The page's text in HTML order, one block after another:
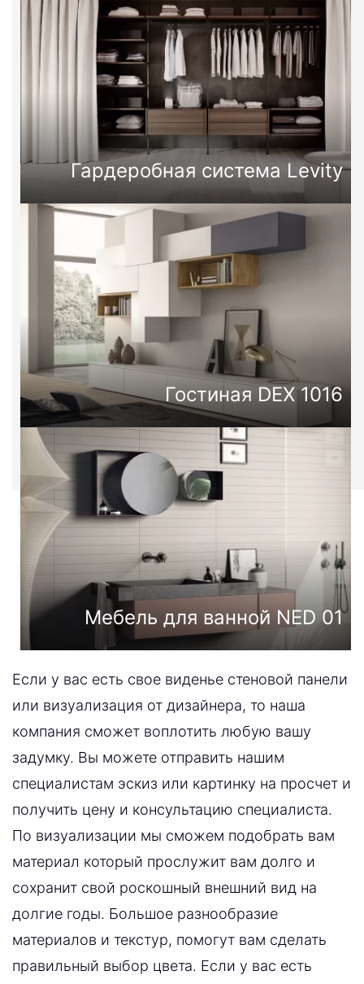
Гардеробная система Levity
Гостиная DEX 1016
Мебель для ванной NED 01
Если у вас есть свое виденье стеновой панели
или визуализация от дизайнера, то наша
компания сможет воплотить любую вашу
задумку. Вы можете отправить нашим
специалистам эскиз или картинку на просчет и
получить цену и консультацию специалиста.
По визуализации мы сможем подобрать вам
материал который прослужит вам долго и
сохранит свой роскошный внешний вид на
долгие годы. Большое разнообразие
материалов и текстур, помогут вам сделать
правильный выбор цвета. Если у вас есть